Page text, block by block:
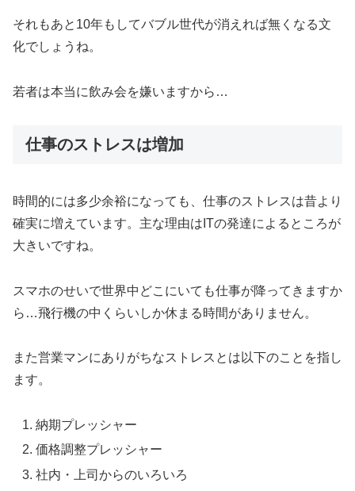
それもあと10年もしてバブル世代が消えれば無くなる文
化でしょうね。
若者は本当に飲み会を嫌いますから…
仕事のストレスは増加
時間的には多少余裕になっても、仕事のストレスは昔より
確実に増えています。主な理由はITの発達によるところが
大きいですね。
スマホのせいで世界中どこにいても仕事が降ってきますか
ら…飛行機の中くらいしか休まる時間がありません。
また営業マンにありがちなストレスとは以下のことを指し
ます。
納期プレッシャー
価格調整プレッシャー
社内・上司からのいろいろ